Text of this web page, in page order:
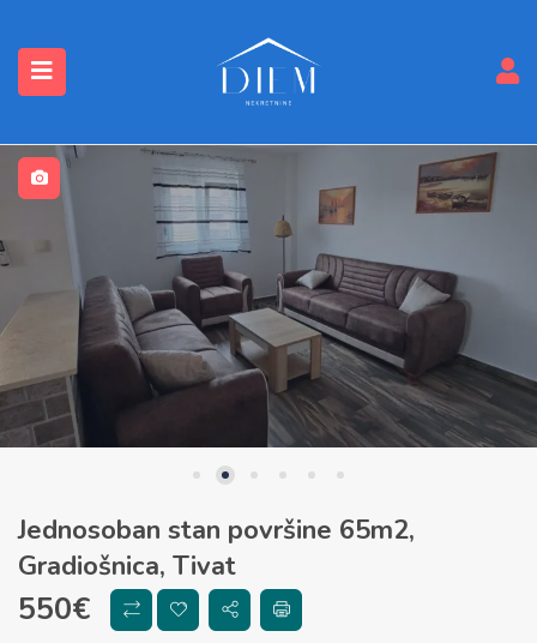
(Nekretnine)
Jednosoban stan površine 65m2,
Gradiošnica, Tivat
550€